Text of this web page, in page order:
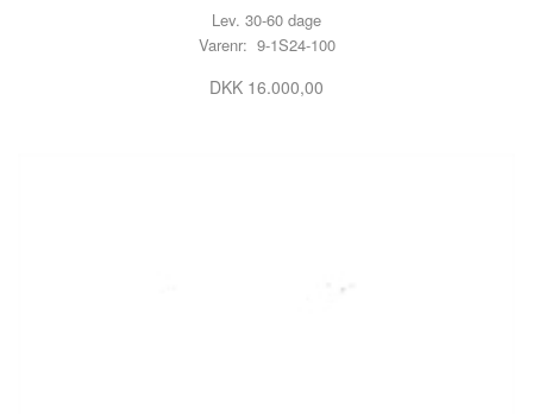
Lev. 30-60 dage
Varenr: 9-1S24-100
DKK 16.000,00